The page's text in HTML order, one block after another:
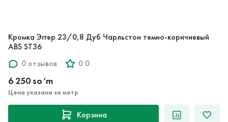
Кромка Эггер 23/0,8 Дуб Чарльстон темно-коричневый
ABS ST36
0 отзывов
0.0
6 250 so‘m
Цена указана за метр
Корзина